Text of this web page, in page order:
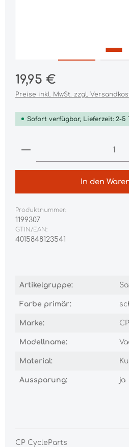
Regulärer Preis:
19,95 €
Preise inkl. MwSt. zzgl.
Sofort verfügbar, Lieferzeit: 2-5
Produkt Anzahl: Gib
In den
Produktnummer:
1199307
GTIN/EAN:
4015848123541
Artikelgruppe:
Farbe primär:
Marke:
Modellname:
Material:
Aussparung: ja
CP CycleParts